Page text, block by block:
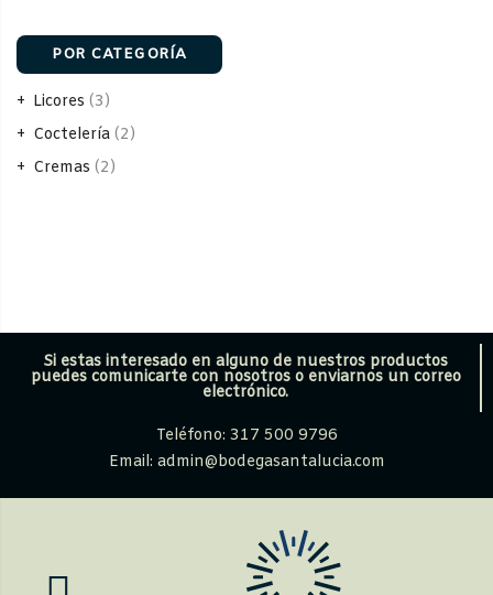
POR CATEGORÍA
Licores 3
Coctelería 2
Cremas 2
Si estas interesado en alguno de nuestros productos
puedes comunicarte con nosotros o enviarnos un correo
electrónico.
Teléfono: 317 500 9796
Email: admin@bodegasantalucia.com